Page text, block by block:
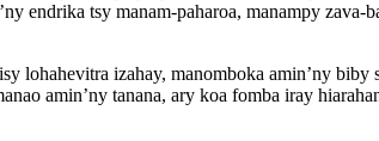
endrika tsy manam-paharoa, manampy zava-
lohahevitra izahay, manomboka amin’ny biby
amin’ny tanana, ary koa fomba iray